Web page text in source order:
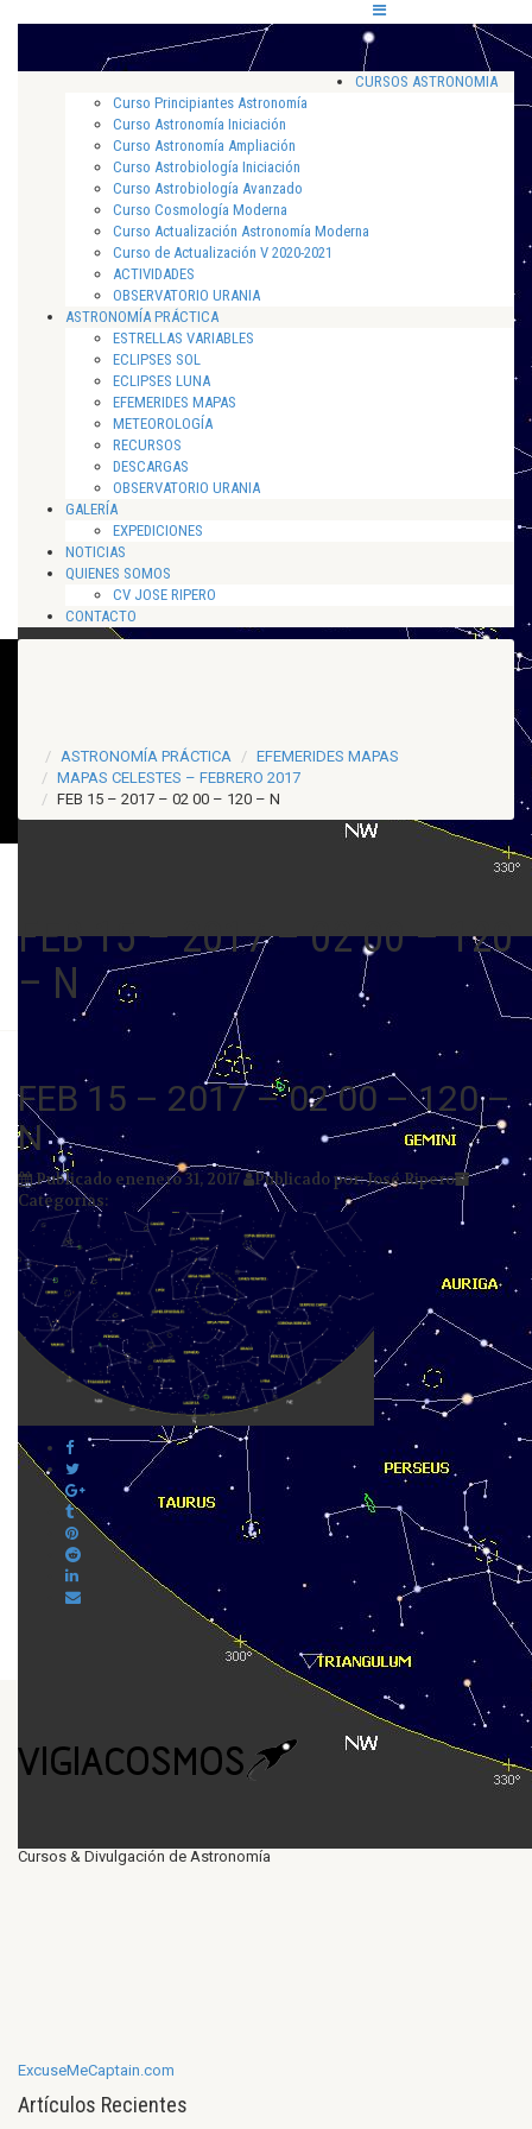
CURSOS ASTRONOMIA
Curso Principiantes Astronomía
Curso Astronomía Iniciación
Curso Astronomía Ampliación
Curso Astrobiología Iniciación
Curso Astrobiología Avanzado
Curso Cosmología Moderna
Curso Actualización Astronomía Moderna
Curso de Actualización V 2020-2021
ACTIVIDADES
OBSERVATORIO URANIA
ASTRONOMÍA PRÁCTICA
ESTRELLAS VARIABLES
ECLIPSES SOL
ECLIPSES LUNA
EFEMERIDES MAPAS
METEOROLOGÍA
RECURSOS
DESCARGAS
OBSERVATORIO URANIA
GALERÍA
EXPEDICIONES
NOTICIAS
QUIENES SOMOS
CV JOSE RIPERO
CONTACTO
ASTRONOMÍA PRÁCTICA
EFEMERIDES MAPAS
MAPAS CELESTES – FEBRERO 2017
FEB 15 – 2017 – 02 00 – 120 – N
FEB 15 – 2017 – 02 00 – 120
– N
FEB 15 – 2017 – 02 00 – 120 –
N
Publicado enenero 31, 2017
Publicado por: José Ripero
Categorías:
Cursos & Divulgación de Astronomía
ExcuseMeCaptain.com
Artículos Recientes